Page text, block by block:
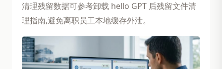
清理残留数据可参考卸载 hello GPT 后残留文件清
理指南,避免离职员工本地缓存外泄。